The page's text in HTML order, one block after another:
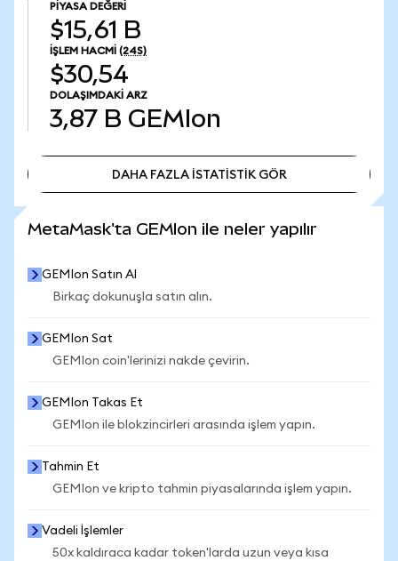
PIYASA DEĞERI
$15,61 B
İŞLEM HACMI (24S)
$30,54
DOLAŞIMDAKI ARZ
3,87 B GEMIon
DAHA FAZLA İSTATİSTİK GÖR
MetaMask'ta GEMIon ile neler yapılır
GEMIon Satın Al
Birkaç dokunuşla satın alın.
GEMIon Sat
GEMIon coin'lerinizi nakde çevirin.
GEMIon Takas Et
GEMIon ile blokzincirleri arasında işlem yapın.
Tahmin Et
GEMIon ve kripto tahmin piyasalarında işlem yapın.
Vadeli İşlemler
50x kaldıraca kadar token'larda uzun veya kısa